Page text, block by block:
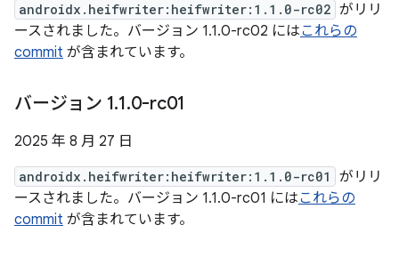
androidx.heifwriter:heifwriter:1.1.0-rc02 がリリ
ースされました。バージョン 1.1.0-rc02 にはこれらの
commit が含まれています。
バージョン 1.1.0-rc01
2025 年 8 月 27 日
androidx.heifwriter:heifwriter:1.1.0-rc01
がリリ
ースされました。バージョン 1.1.0-rc01 にはこれらの
commit が含まれています。